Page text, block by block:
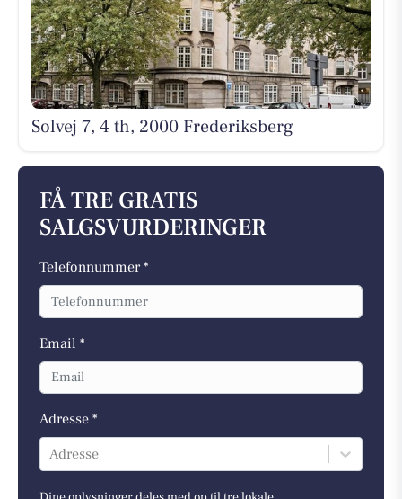
Solvej 7, 4 th, 2000 Frederiksberg
FÅ TRE GRATIS
SALGSVURDERINGER
Telefonnummer *
Email *
Adresse *
Adresse